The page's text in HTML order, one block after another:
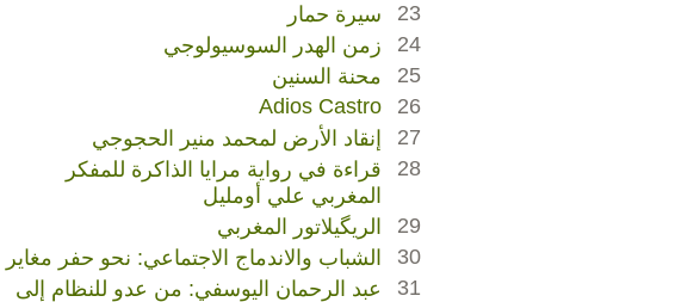
سيرة حمار
23
زمن الهدر السوسيولوجي
24
محنة السنين
25
Adios Castro
26
إنقاد الأرض لمحمد منير الحجوجي
27
قراءة في رواية مرايا الذاكرة للمفكر
المغربي علي أومليل
28
الريگيلاتور المغربي
29
الشباب والاندماج الاجتماعي: نحو حفر مغاير
30
عبد الرحمان اليوسفي: من عدو للنظام إلى
31